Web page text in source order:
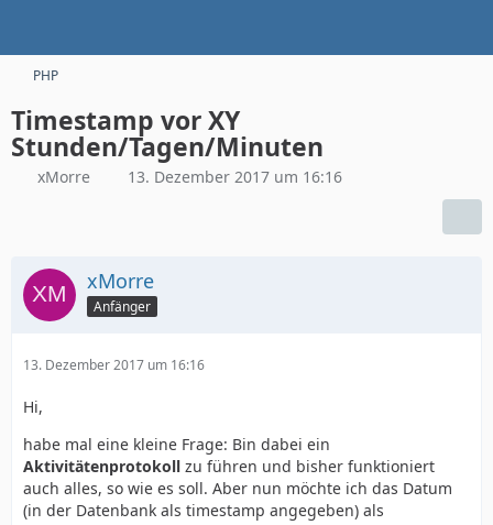
PHP
Timestamp vor XY
Stunden/Tagen/Minuten
xMorre 13. Dezember 2017 um 16:16
xMorre
Anfänger
13. Dezember 2017 um 16:16
Hi,
habe mal eine kleine Frage: Bin dabei ein
Aktivitätenprotokoll zu führen und bisher funktioniert
auch alles, so wie es soll. Aber nun möchte ich das Datum
(in der Datenbank als timestamp angegeben) als